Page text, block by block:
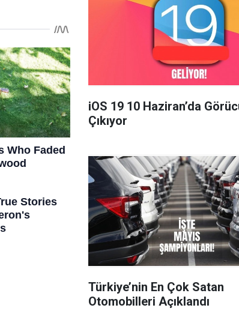
iOS 19 10 Haziran’da
Çıkıyor
Türkiye’nin En Çok Satan
Otomobilleri Açıklandı